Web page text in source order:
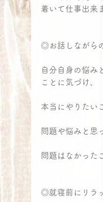
着いて仕事出来
◎お話しながら
自分自身の悩み
ことに気づけ、
本当にやりたい
問題や悩みと思
問題はなかった
◎就寝前にリラ